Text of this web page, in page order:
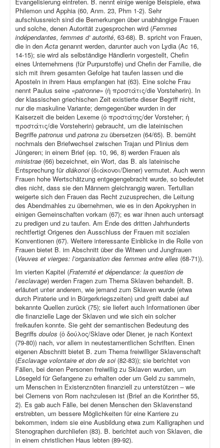
Philemon und Apphia (60, Anm. 23, Phm 1-2). Sehr
aufschlussreich sind die Bemerkungen über unabhängige Frauen
und solche, denen Autorität zugesprochen wird (Femmes
indépendantes, femmes d‘ autorité, 63-68). B. spricht von Frauen,
die in denActa genannt werden, darunter auch von Lydia (Ac 16,
14-15); sie wird als selbständige Händlerin vorgestellt, Chefin
eines Unternehmens (für Purpurstoffe) und Chefin der Familie, die
sich mit ihrem gesamten Gefolge hat taufen lassen und die
Aposteln in ihrem Haus empfangen hat (63). Eine solche Frau
nennt Paulus seine «patronne» (ἡ προστάτις/die Vorsteherin). In
der klassischen griechischen Zeit existierte dieser Begriff nicht,
nur die maskuline Variante; demgegenüber wurden in der
Kaiserzeit die beiden Lexeme (ὁ προστάτης/der Vorsteher; ἡ
προστάτις/die Vorsteherin) gebraucht, um die lateinischen
Begriffe patronus und patrona zu übersetzen (64/65). B. bemüht
nochmals den Briefwechsel zwischen Trajan und Plinius dem
Jüngeren; in einem Brief (ep. 10, 96, 8) werden Frauen als
ministrae (66) bezeichnet, ein Wort, das B. als lateinische
Entsprechung fürdiákonoi (διάκονοι/Diener) vermutet. Auch wenn
Frauen hohe Wertschätzung entgegengebracht wurde, so bedeutet
dies nicht, dass sie den Männern gleichrangig waren. Tertullian
weigerte sich den Frauen das Recht zuzusprechen, die Leitung
des Abendmahles zu übernehmen, wie es in den Apokryphen in
einigen Gemeinschaften vorkam (67); es war ihnen auch untersagt
zu predigen und zu taufen. Am Ende des dritten Jahrhunderts
rechtfertigt Origenes den Ausschluss der Frauen mit sozialen
Konventionen (67). Weitere interessante Einblicke in die Rolle von
Frauen bietet B. im Abschnitt über die Witwen und Jungfrauen
(Veuves et vierges: l’organisation des femmes entre elles (68-71)).
Im vierten Kapitel (Fraternité et dépendance: la question de
l’esclavage) werden Fragen zum Thema Sklaven behandelt. B.
erläutert unter anderem, wie jemand zum Sklaven wurde (etwa
durch Piraterie und in Bürgerkriegszeiten) und greift dabei auf
bekannte Quellen zurück (75); sie liefert auch Informationen über
die finanzielle Lage der Sklaven und wie sich ein solcher
freikaufen konnte. Sie geht der semantischen Bedeutung des
Begriffs doulos (ὁ δούλος/Sklave oder Diener, je nach Kontext
(79-80)) nach, vor allem in neutestamentlichen Schriften. Einen
eigenen Abschnitt bietet B. zum Thema freiwilliger Sklavenschaft
(Esclavage volontaire et don de soi(82-83)); sie berichtet von
Fällen, bei denen Personen freiwillig zu Sklaven wurden, um
Lösegeld für Gefangene zu erhalten oder um Geld zu sammeln,
um Menschen in Existenznöten finanziell zu unterstützen – wie
bei Clemens von Rom nachzulesen ist (Brief an die Korinther 55,
2). Es gab auch Fälle, bei denen Menschen den Sklavenstand
erstrebten, um bessere Möglichkeiten für eine Karriere zu
bekommen, indem sie eine Ausbildung etwa zum Kalligraphen und
Stenographen durchliefen (83). B. berichtet auch von Sklaven, die
in einem christlichen Haus lebten (89-92).